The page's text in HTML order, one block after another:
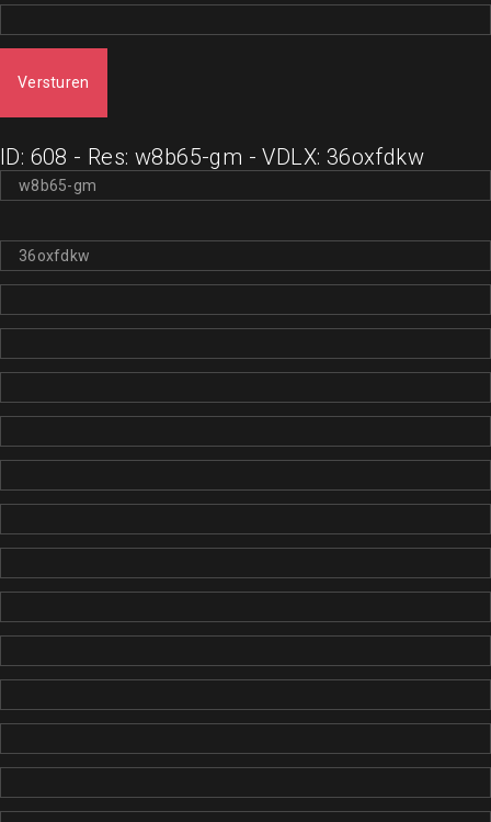
Versturen
ID: 608 - Res: w8b65-gm - VDLX: 36oxfdkw